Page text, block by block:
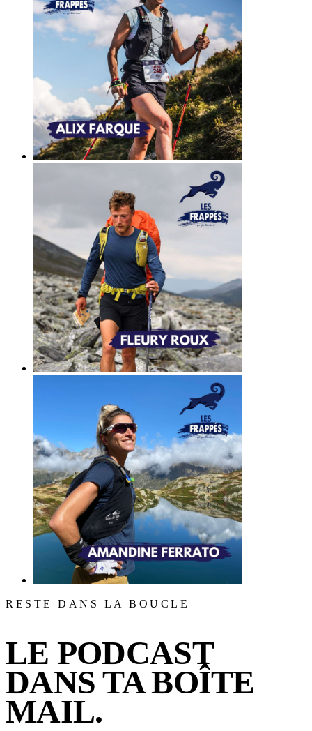
RESTE DANS LA BOUCLE
LE PODCAST
DANS TA BOÎTE
MAIL.